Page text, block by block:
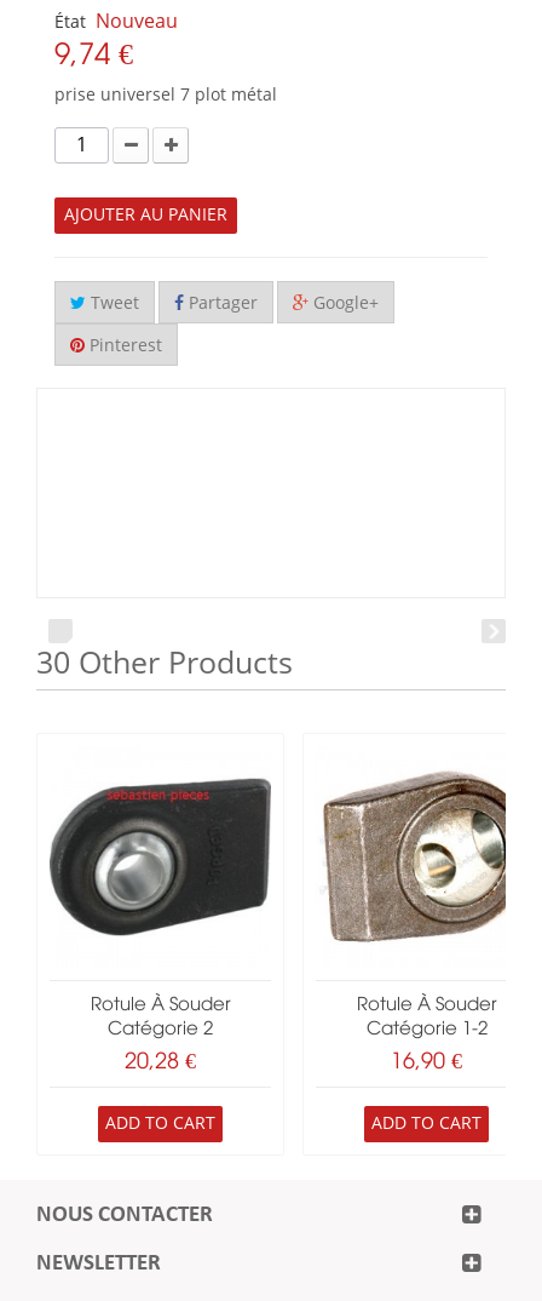
État Nouveau
9,74 €
prise universel 7 plot métal
AJOUTER AU PANIER
Tweet Partager Google+
Pinterest
30 Other Products
Rotule À Souder
Catégorie 2
20,28 €
ADD TO CART
Rotule À Souder
Catégorie 1-2
16,90 €
ADD TO CART
NOUS CONTACTER
NEWSLETTER